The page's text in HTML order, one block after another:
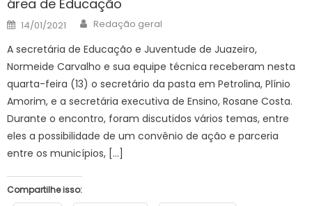
área de Educação
Posted
on
14/01/2021 Author
Redação geral
A secretária de Educação e Juventude de Juazeiro,
Normeide Carvalho e sua equipe técnica receberam nesta
quarta-feira (13) o secretário da pasta em Petrolina, Plínio
Amorim, e a secretária executiva de Ensino, Rosane Costa.
Durante o encontro, foram discutidos vários temas, entre
eles a possibilidade de um convênio de ação e parceria
entre os municípios, […]
Compartilhe isso: